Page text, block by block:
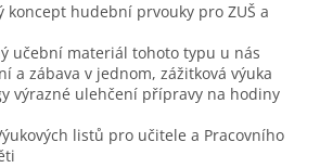
koncept hudební prvouky pro ZUŠ a
učební materiál tohoto typu u nás
a zábava v jednom, zážitková výuka
výrazné ulehčení přípravy na hodiny
listů pro učitele a Pracovního